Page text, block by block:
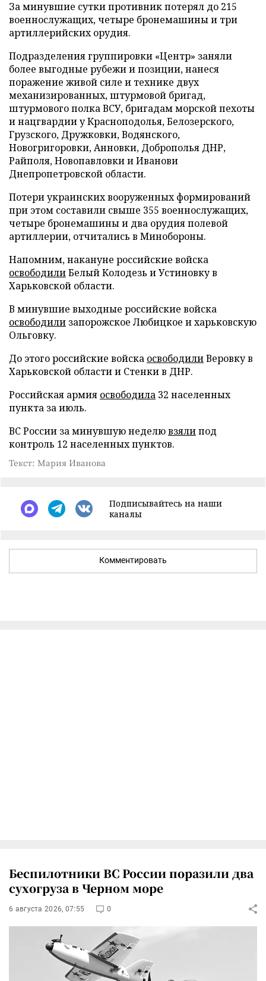
За минувшие сутки противник потерял до 215
военнослужащих, четыре бронемашины и три
артиллерийских орудия.
Подразделения группировки «Центр» заняли
более выгодные рубежи и позиции, нанеся
поражение живой силе и технике двух
механизированных, штурмовой бригад,
штурмового полка ВСУ, бригадам морской пехоты
и нацгвардии у Красноподолья, Белозерского,
Грузского, Дружковки, Водянского,
Новогригоровки, Анновки, Доброполья ДНР,
Райполя, Новопавловки и Иванови
Днепропетровской области.
Потери украинских вооруженных формирований
при этом составили свыше 355 военнослужащих,
четыре бронемашины и два орудия полевой
артиллерии, отчитались в Минобороны.
Напомним, накануне российские войска
освободилиБелый Колодезь и Устиновку в
Харьковской области.
В минувшие выходные российские войска
освободили запорожское Любицкое и харьковскую
Ольговку.
До этого российские войска освободилиВеровку в
Харьковской области и Стенки в ДНР.
Российская армия освободила 32 населенных
пункта за июль.
ВС России за минувшую неделювзялипод
контроль 12 населенных пунктов.
Текст: Мария Иванова
Подписывайтесь на наши
каналы
Комментировать
Беспилотники ВС России поразили два
сухогруза в Черном море
6 августа 2026, 07:55 0